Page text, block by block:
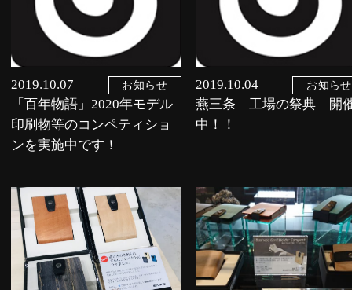
2019.10.07 お知らせ
「百年物語」2020年モデル
印刷物等のコンペティショ
ンを実施中です！
2019.10.04 お知らせ
燕三条 工場の祭典 開
中！！